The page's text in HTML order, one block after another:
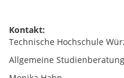
Kontakt:
Technische Hochschule
Allgemeine Studienberatung